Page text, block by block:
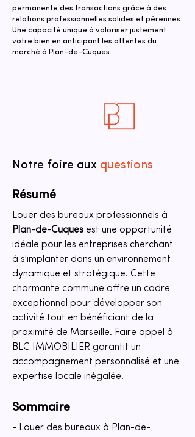
permanente des transactions grâce à des
relations professionnelles solides et pérennes.
Une capacité unique à valoriser justement
votre bien en anticipant les attentes du
marché à Plan-de-Cuques.
Notre foire aux questions
Résumé
Louer des bureaux professionnels à
Plan-de-Cuques est une opportunité
idéale pour les entreprises cherchant
à s'implanter dans un environnement
dynamique et stratégique. Cette
charmante commune offre un cadre
exceptionnel pour développer son
activité tout en bénéficiant de la
proximité de Marseille. Faire appel à
BLC IMMOBILIER garantit un
accompagnement personnalisé et une
expertise locale inégalée.
Sommaire
- Louer des bureaux à Plan-de-